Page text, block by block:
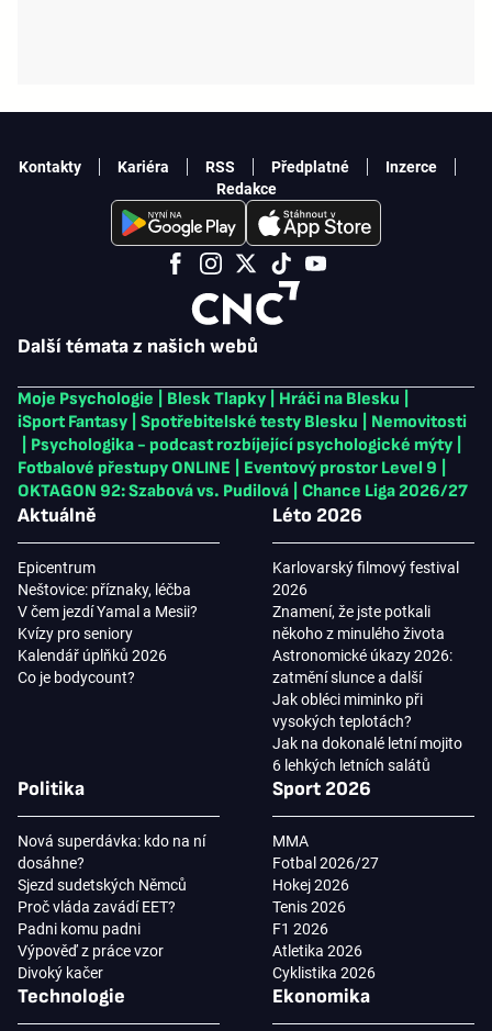
Další témata z našich webů
Moje Psychologie Blesk Tlapky Hráči na Blesku
iSport Fantasy
Spotřebitelské testy Blesku
Nemovitosti
Psychologika - podcast rozbíjející psychologické mýty
Fotbalové přestupy ONLINE
Eventový prostor Level 9
OKTAGON 92: Szabová vs. Pudilová
Chance Liga 2026/27
Aktuálně
Epicentrum
Neštovice: příznaky, léčba
V čem jezdí Yamal a Mesii?
Kvízy pro seniory
Kalendář úplňků 2026
Co je bodycount?
Léto 2026
Karlovarský filmový festival
2026
Znamení, že jste potkali
někoho z minulého života
Astronomické úkazy 2026:
zatmění slunce a další
Jak obléci miminko při
vysokých teplotách?
Jak na dokonalé letní mojito
6 lehkých letních salátů
Politika
Nová superdávka: kdo na ní
dosáhne?
Sjezd sudetských Němců
Proč vláda zavádí EET?
Padni komu padni
Výpověď z práce vzor
Divoký kačer
Sport 2026
MMA
Fotbal 2026/27
Hokej 2026
Tenis 2026
F1 2026
Atletika 2026
Cyklistika 2026
Technologie Ekonomika
Kontakty Kariéra RSS Předplatné
Inzerce
Redakce